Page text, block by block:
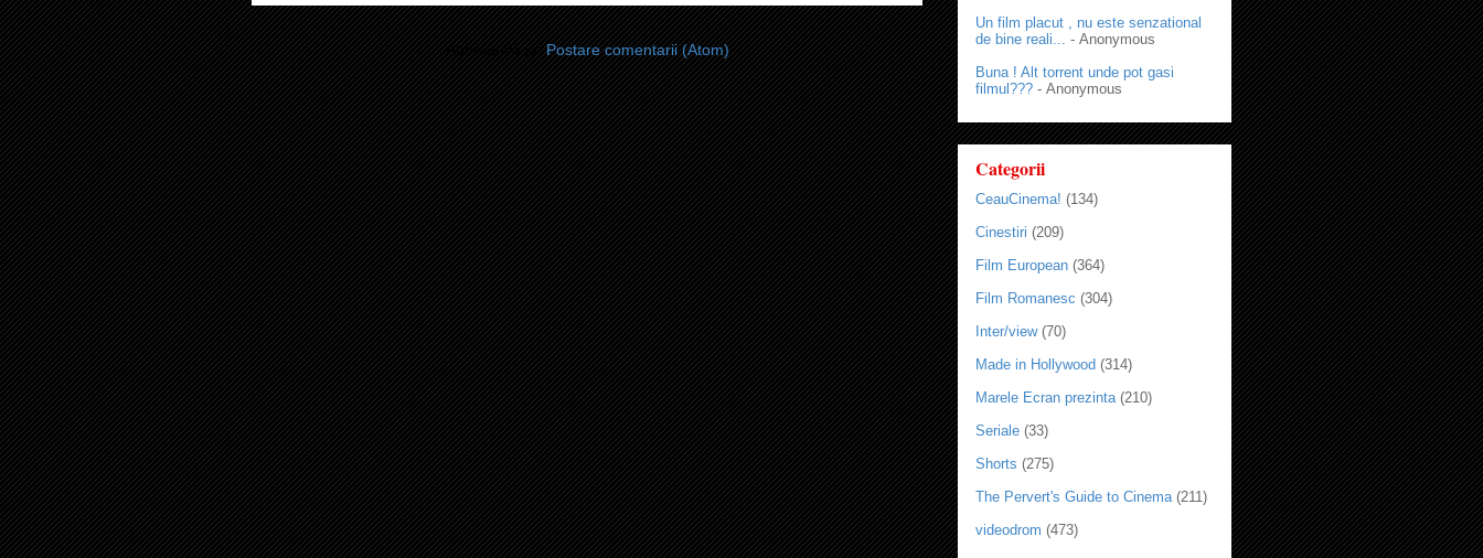
Abonați-vă la:Postare comentarii (Atom)
Un film placut , nu este senzational
de bine reali... - Anonymous
Buna ! Alt torrent unde pot gasi
filmul??? - Anonymous
Categorii
CeauCinema! (134)
Cinestiri (209)
Film European (364)
Film Romanesc (304)
Inter/view (70)
Made in Hollywood (314)
Marele Ecran prezinta (210)
Seriale (33)
Shorts (275)
The Pervert's Guide to Cinema (211)
videodrom (473)